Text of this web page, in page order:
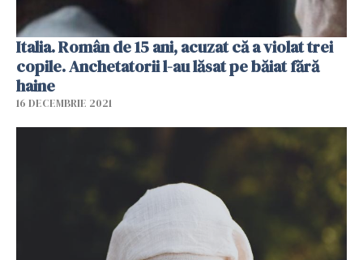
Italia. Român de 15 ani, acuzat că a violat trei
copile. Anchetatorii l-au lăsat pe băiat fără
haine
16 DECEMBRIE 2021